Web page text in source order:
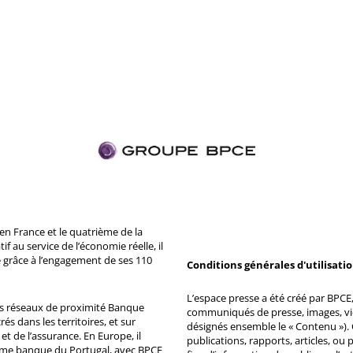
France et le quatrième de la
au service de l’économie réelle, il
à l’engagement de ses 110
réseaux de proximité Banque
dans les territoires, et sur
de l’assurance. En Europe, il
banque du Portugal, avec BPCE
Conditions générales
L’espace presse a été créé par
communiqués de presse, images,
désignés ensemble le « Contenu
publications, rapports, articles, ou